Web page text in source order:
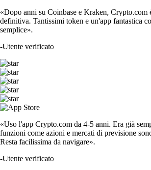
«Dopo anni su Coinbase e Kraken, Crypto.com
definitiva. Tantissimi token e un'app fantastica
semplice».
-Utente verificato
«Uso l'app Crypto.com da 4-5 anni. Era già
funzioni come azioni e mercati di previsione
Resta facilissima da navigare».
-Utente verificato